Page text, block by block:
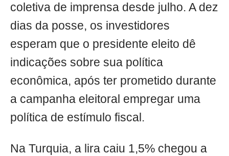
coletiva de imprensa desde julho. A dez
dias da posse, os investidores
esperam que o presidente eleito dê
indicações sobre sua política
econômica, após ter prometido durante
a campanha eleitoral empregar uma
política de estímulo fiscal.
Na Turquia, a lira caiu 1,5% chegou a